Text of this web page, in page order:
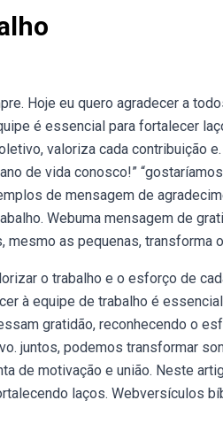
Hoje eu quero agradecer a
é essencial para fortalecer
valoriza cada contribuição
de vida conosco!”
de mensagem de
Webuma mensagem de
as pequenas, transforma
o trabalho e o esforço de
à equipe de trabalho é
gratidão, reconhecendo o
juntos, podemos transformar
de motivação e união. Neste
laços. Webversículos